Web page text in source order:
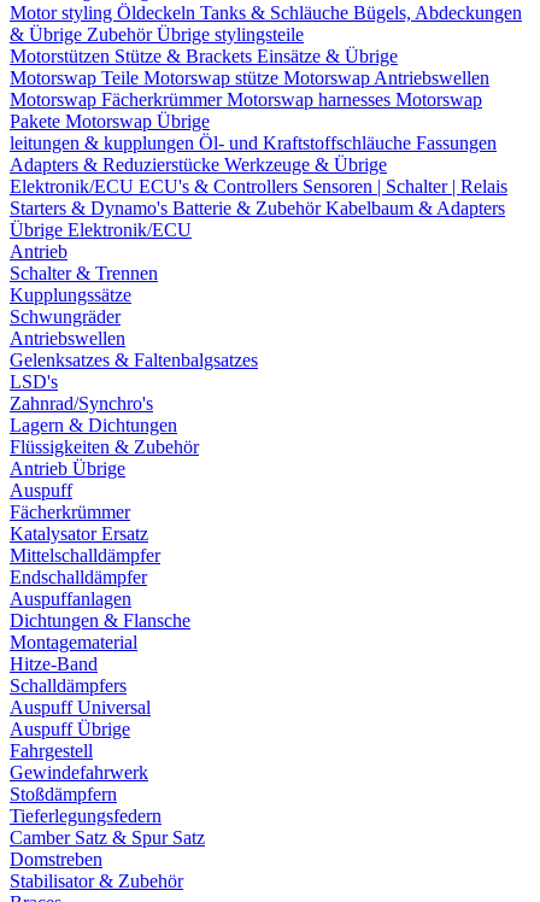
Motor styling Öldeckeln Tanks & Schläuche Bügels, Abdeckungen
& Übrige ZubehörÜbrige stylingsteile
Motorstützen Stütze & Brackets Einsätze & Übrige
Motorswap Teile Motorswap stütze Motorswap Antriebswellen
Motorswap FächerkrümmerMotorswap harnesses Motorswap
Pakete Motorswap Übrige
leitungen & kupplungen Öl- und Kraftstoffschläuche Fassungen
Adapters & Reduzierstücke Werkzeuge & Übrige
Elektronik/ECU ECU's & Controllers Sensoren | Schalter | Relais
Starters & Dynamo's Batterie & ZubehörKabelbaum & Adapters
Übrige Elektronik/ECU
Antrieb
Schalter & Trennen
Kupplungssätze
Schwungräder
Antriebswellen
Gelenksatzes & Faltenbalgsatzes
LSD's
Zahnrad/Synchro's
Lagern & Dichtungen
Flüssigkeiten & Zubehör
Antrieb Übrige
Auspuff
Fächerkrümmer
Katalysator Ersatz
Mittelschalldämpfer
Endschalldämpfer
Auspuffanlagen
Dichtungen & Flansche
Montagematerial
Hitze-Band
Schalldämpfers
Auspuff Universal
Auspuff Übrige
Fahrgestell
Gewindefahrwerk
Stoßdämpfern
Tieferlegungsfedern
Camber Satz & Spur Satz
Domstreben
Stabilisator & Zubehör